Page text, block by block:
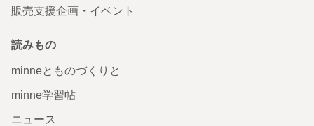
販売支援企画・イベント
読みもの
minneとものづくりと
minne学習帖
ニュース